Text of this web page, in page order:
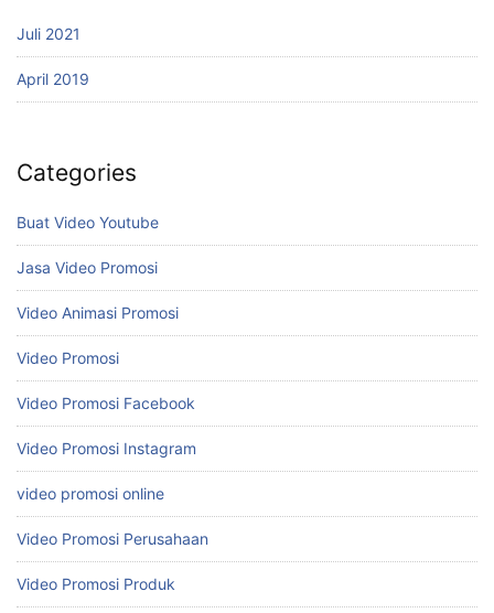
Juli 2021
April 2019
Categories
Buat Video Youtube
Jasa Video Promosi
Video Animasi Promosi
Video Promosi
Video Promosi Facebook
Video Promosi Instagram
video promosi online
Video Promosi Perusahaan
Video Promosi Produk